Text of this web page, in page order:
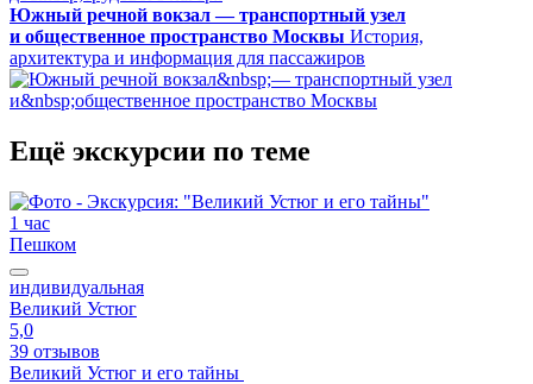
Южный речной вокзал — транспортный узел
и общественное пространство Москвы История,
архитектура и информация для пассажиров
Ещё экскурсии по теме
1 час
Пешком
индивидуальная
Великий Устюг
5,0
39 отзывов
Великий Устюг и его тайны